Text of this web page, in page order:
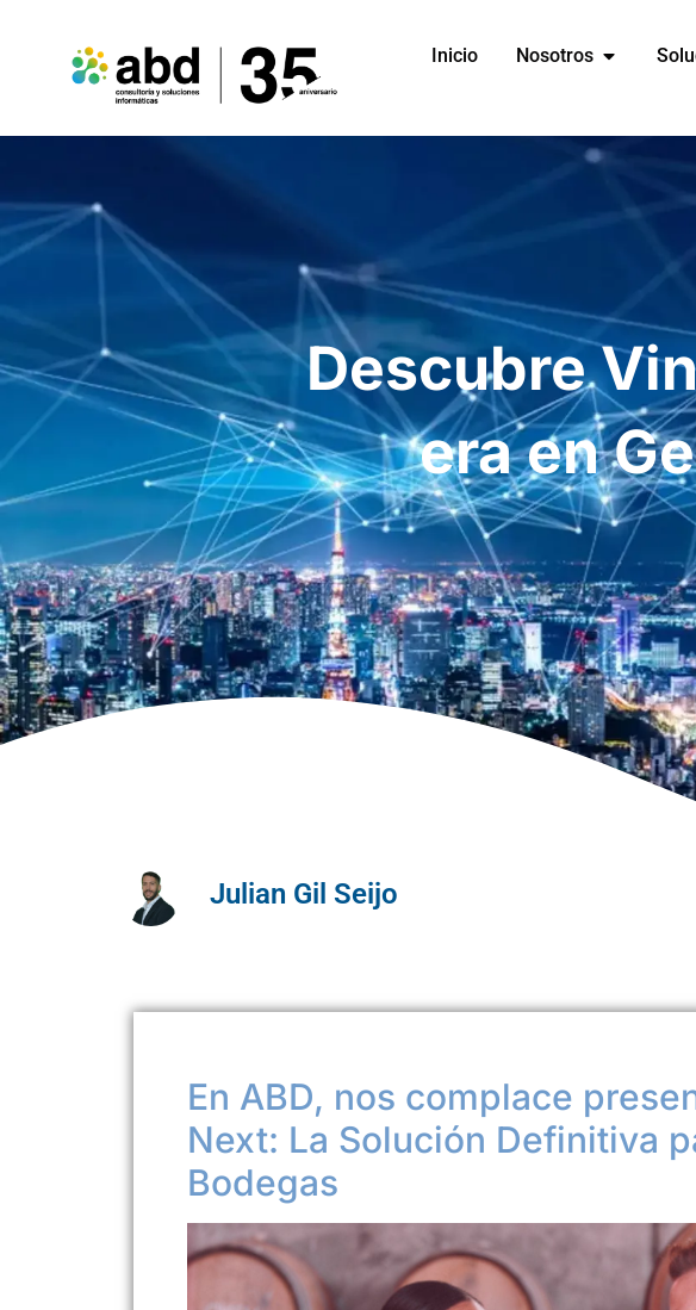
Inicio Nosotros
Descubre
era en
Julian Gil Seijo
En ABD, nos complace
Next: La Solución Definitiva
Bodegas